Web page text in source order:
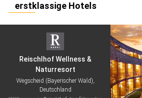
erstklassige Hotels
Reischlhof Wellness &
Naturresort
Wegscheid (Bayerischer Wald),
Deutschland